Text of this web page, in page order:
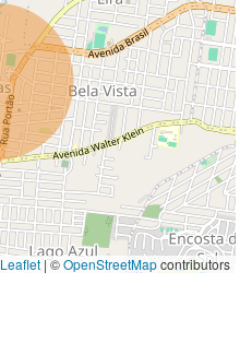
Leaflet |©OpenStreetMapcontributors